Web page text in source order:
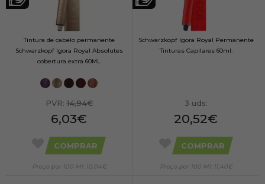
Tintura de cabelo permanente
Schwarzkopf Igora Royal Absolutes
cobertura extra 60ML
PVR:14,94€
6,03€
COMPRAR
Preço por 100 Ml: 10,04€
Schwarzkopf Igora Royal Permanente
Tinturas Capilares 60ml.
3 uds:
20,52€
COMPRAR
Preço por 100 Ml: 11,40€